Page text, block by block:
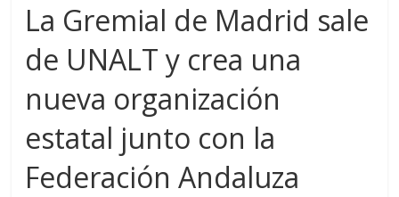
La Gremial de Madrid sale
de UNALT y crea una
nueva organización
estatal junto con la
Federación Andaluza